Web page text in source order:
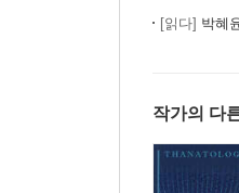
[읽다] 박혜
작가의 다